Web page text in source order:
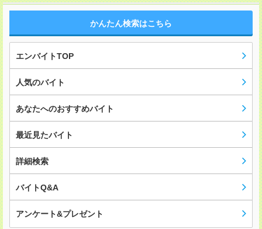
かんたん検索はこちら
エンバイトTOP
人気のバイト
あなたへのおすすめバイト
最近見たバイト
詳細検索
バイトQ&A
アンケート&プレゼント